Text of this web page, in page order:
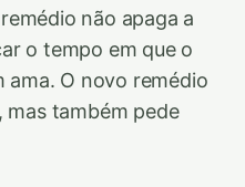
não apaga a
o tempo em que o
ama. O novo remédio
mas também pede